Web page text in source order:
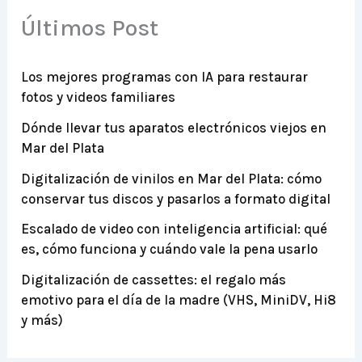
Últimos Post
Los mejores programas con IA para restaurar
fotos y videos familiares
Dónde llevar tus aparatos electrónicos viejos en
Mar del Plata
Digitalización de vinilos en Mar del Plata: cómo
conservar tus discos y pasarlos a formato digital
Escalado de video con inteligencia artificial: qué
es, cómo funciona y cuándo vale la pena usarlo
Digitalización de cassettes: el regalo más
emotivo para el día de la madre (VHS, MiniDV, Hi8
y más)